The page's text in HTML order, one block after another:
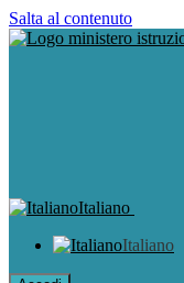
Salta al contenuto
Italiano
Italiano